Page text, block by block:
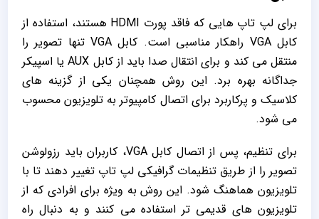
برای لپ تاپ ‌هایی که فاقد پورت HDMI هستند، استفاده از
کابل VGA راهکار مناسبی است. کابل VGA تنها تصویر را
منتقل می ‌کند و برای انتقال صدا باید از کابل AUX یا اسپیکر
جداگانه بهره برد. این روش همچنان یکی از گزینه ‌های
کلاسیک و پرکاربرد برای اتصال کامپیوتر به تلویزیون محسوب
می‌ شود.
برای تنظیم، پس از اتصال کابل VGA، کاربران باید رزولوشن
تصویر را از طریق تنظیمات گرافیکی لپ تاپ تغییر دهند تا با
تلویزیون هماهنگ شود. این روش به ‌ویژه برای افرادی که از
تلویزیون‌ های قدیمی‌ تر استفاده می‌ کنند و به دنبال راه